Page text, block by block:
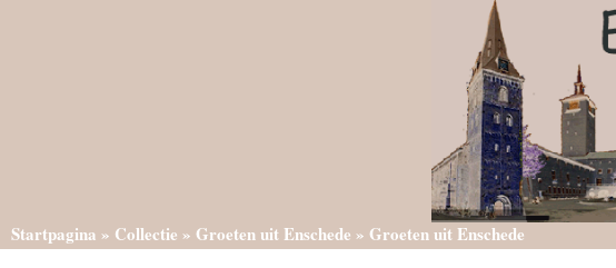
Startpagina » Collectie » Groeten uit Enschede » Groeten uit Enschede